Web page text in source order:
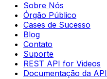
Sobre Nós
Órgão Público
Cases de Sucesso
Blog
Contato
Suporte
REST API for Videos
Documentação da API